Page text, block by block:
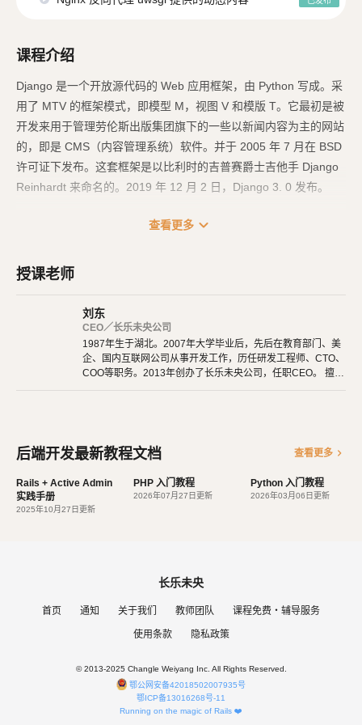
课程介绍
Django 是一个开放源代码的 Web 应用框架，由 Python 写成。采
用了 MTV 的框架模式，即模型 M，视图 V 和模版 T。它最初是被
开发来用于管理劳伦斯出版集团旗下的一些以新闻内容为主的网站
的，即是 CMS（内容管理系统）软件。并于 2005 年 7 月在 BSD
许可证下发布。这套框架是以比利时的吉普赛爵士吉他手 Django
Reinhardt 来命名的。2019 年 12 月 2 日，Django 3. 0 发布。
Django 是高水准的 Python 编程语言驱动的一个开源模型．视
驱动的应用程序。这也正是 OpenStack 的 Horizon 组件采用这种
功能强大的第三方插件，使得 Django 具有较强的可扩展性。Djan
go 项目源自一个在线新闻 Web 站点，于 2005 年以开源的形式被
释放出来。Django 框架的核心组件有：
设计者友好的模板语言；
查看更多 expand_more
授课老师
刘东
CEO／长乐未央公司
1987年生于湖北。2007年大学毕业后，先后在教育部门、美
企、国内互联网公司从事开发工作，历任研发工程师、CTO、
COO等职务。2013年创办了长乐未央公司，任职CEO。 擅长
兴趣，觉得做开发非常快乐，能创造梦想中的产品是一件非常
有幸福感的事情。喜爱阅读，尤其是历史相关的书籍。喜欢音
乐，钢琴、Ukulele都能简单自娱自乐。爱好旅行和美食，人
生梦想之一是希望能带着妻子吃遍全世界。
后端开发最新教程文档 查看更多 chevron_right
Rails + Active Admin
实践手册
2025年10月27日更新
PHP 入门教程
2026年07月27日更新
Python 入门教程
2026年03月06日更新
长乐未央
首页 通知 关于我们 教师团队 课程免费・辅导服务
使用条款 隐私政策
© 2013-2025 Changle Weiyang Inc. All Rights Reserved.
鄂公网安备42018502007935号
鄂ICP备13016268号-11
Running on the magic of Rails ❤️